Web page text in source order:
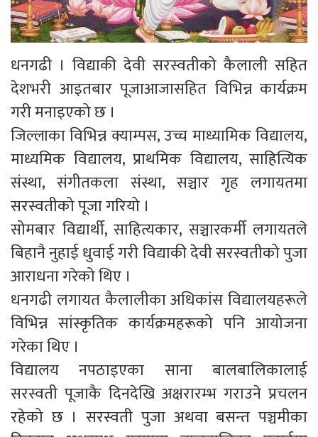
धनगढी । विद्याकी देवी सरस्वतीको कैलाली सहित
देशभरी आइतबार पूजाआजासहित विभिन्न कार्यक्रम
गरी मनाइएको छ ।
जिल्लाका विभिन्न क्याम्पस, उच्च माध्यामिक विद्यालय,
माध्यमिक विद्यालय, प्राथमिक विद्यालय, साहित्यिक
संस्था, संगीतकला संस्था, सञ्चार गृह लगायतमा
सरस्वतीको पूजा गरियो ।
सोमबार विद्यार्थी, साहित्यकार, सञ्चारकर्मी लगायतले
बिहानै नुहाई धुवाई गरी विद्याकी देवी सरस्वतीको पुजा
आराधना गरेको थिए ।
धनगढी लगायत कैलालीका अधिकांस विद्यालयहरूले
विभिन्न सांस्कृतिक कार्यक्रमहरूको पनि आयोजना
गरेका थिए ।
विद्यालय नपठाइएका साना बालबालिकालाई
सरस्वती पूजाकै दिनदेखि अक्षरारम्भ गराउने प्रचलन
रहेको छ । सरस्वती पुजा अथवा बसन्त पञ्चमीका